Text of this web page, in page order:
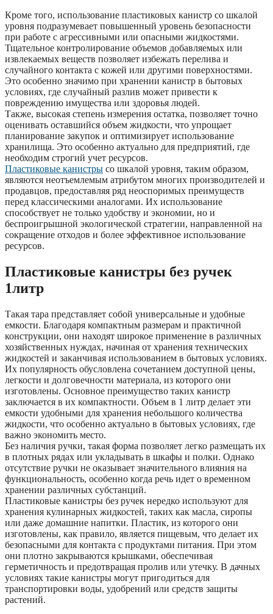
Кроме того, использование пластиковых канистр со шкалой
уровня подразумевает повышенный уровень безопасности
при работе с агрессивными или опасными жидкостями.
Тщательное контролирование объемов добавляемых или
извлекаемых веществ позволяет избежать перелива и
случайного контакта с кожей или другими поверхностями.
Это особенно значимо при хранении канистр в бытовых
условиях, где случайный разлив может привести к
повреждению имущества или здоровья людей.
Также, высокая степень измерения остатка, позволяет точно
оценивать оставшийся объем жидкости, что упрощает
планирование закупок и оптимизирует использование
хранилища. Это особенно актуально для предприятий, где
необходим строгий учет ресурсов.
Пластиковые канистры со шкалой уровня, таким образом,
являются неотъемлемым атрибутом многих производителей и
продавцов, предоставляя ряд неоспоримых преимуществ
перед классическими аналогами. Их использование
способствует не только удобству и экономии, но и
беспроигрышной экологической стратегии, направленной на
сокращение отходов и более эффективное использование
ресурсов.
Пластиковые канистры без ручек
1литр
Такая тара представляет собой универсальные и удобные
емкости. Благодаря компактным размерам и практичной
конструкции, они находят широкое применение в различных
хозяйственных нуждах, начиная от хранения технических
жидкостей и заканчивая использованием в бытовых условиях.
Их популярность обусловлена сочетанием доступной цены,
легкости и долговечности материала, из которого они
изготовлены. Основное преимущество таких канистр
заключается в их компактности. Объем в 1 литр делает эти
емкости удобными для хранения небольшого количества
жидкости, что особенно актуально в бытовых условиях, где
важно экономить место.
Без наличия ручки, такая форма позволяет легко размещать их
в плотных рядах или укладывать в шкафы и полки. Однако
отсутствие ручки не оказывает значительного влияния на
функциональность, особенно когда речь идет о временном
хранении различных субстанций.
Пластиковые канистры без ручек нередко используют для
хранения кулинарных жидкостей, таких как масла, сиропы
или даже домашние напитки. Пластик, из которого они
изготовлены, как правило, является пищевым, что делает их
безопасными для контакта с продуктами питания. При этом
они плотно закрываются крышками, обеспечивая
герметичность и предотвращая пролив или утечку. В дачных
условиях такие канистры могут пригодиться для
транспортировки воды, удобрений или средств защиты
растений.